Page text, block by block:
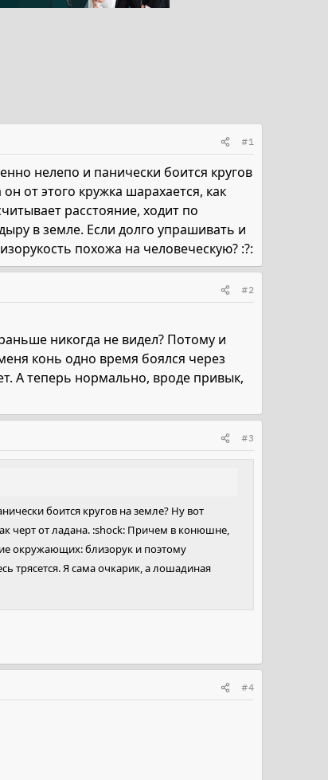
#1
нелепо и панически боится кругов
от этого кружка шарахается, как
расстояние, ходит по
в земле. Если долго упрашивать и
похожа на человеческую? :?:
#2
никогда не видел? Потому и
конь одно время боялся через
А теперь нормально, вроде привык,
#3
боится кругов на земле? Ну вот
черт от ладана. :shock: Причем в конюшне,
окружающих: близорук и поэтому
трясется. Я сама очкарик, а лошадиная
#4